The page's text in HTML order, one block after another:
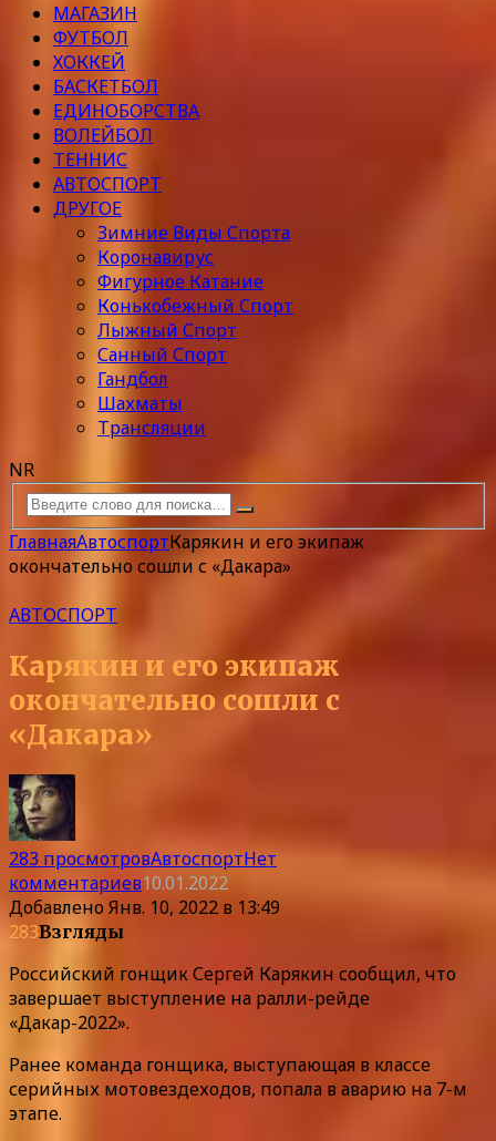
МАГАЗИН
ФУТБОЛ
ХОККЕЙ
БАСКЕТБОЛ
ЕДИНОБОРСТВА
ВОЛЕЙБОЛ
ТЕННИС
АВТОСПОРТ
ДРУГОЕ
Зимние Виды Спорта
Коронавирус
Фигурное Катание
Конькобежный Спорт
Лыжный Спорт
Санный Спорт
Гандбол
Шахматы
Трансляции
NR
ГлавнаяАвтоспортКарякин и его экипаж
окончательно сошли с «Дакара»
АВТОСПОРТ
Карякин и его экипаж
окончательно сошли с
«Дакара»
283 просмотровАвтоспортНет
комментариев10.01.2022
ДобавленоЯнв. 10, 2022 в 13:49
283Взгляды
Российский гонщик Сергей Карякин сообщил, что
завершает выступление на ралли-рейде
«Дакар-2022».
Ранее команда гонщика, выступающая в классе
серийных мотовездеходов, попала в аварию на 7-м
этапе.